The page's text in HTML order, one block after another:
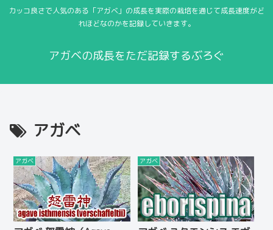
カッコ良さで人気のある「アガベ」の成長を実際の栽培を通じて成長速度がど
れほどなのかを記録していきます。
アガベの成長をただ記録するぶろぐ
アガベ
アガベ アガベ